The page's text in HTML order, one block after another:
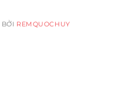
BỞI REMQUOCHUY